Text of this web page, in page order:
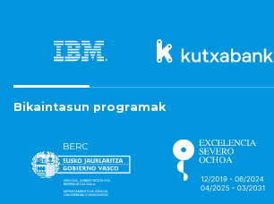
Bikaintasun programak